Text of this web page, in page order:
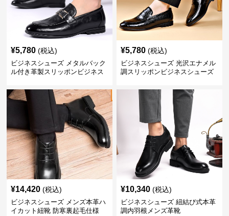
¥5,780 (税込)
ビジネスシューズ メタルバック
ル付き革製スリッポンビジネス
¥5,780 (税込)
ビジネスシューズ 光沢エナメル
調スリッポンビジネスシューズ
¥14,420 (税込)
ビジネスシューズ メンズ本革ハ
イカット紐靴 防寒裏起毛仕様
¥10,340 (税込)
ビジネスシューズ 紐結び式本革
調内羽根メンズ革靴